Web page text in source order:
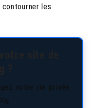
contourner les
votre vie privée